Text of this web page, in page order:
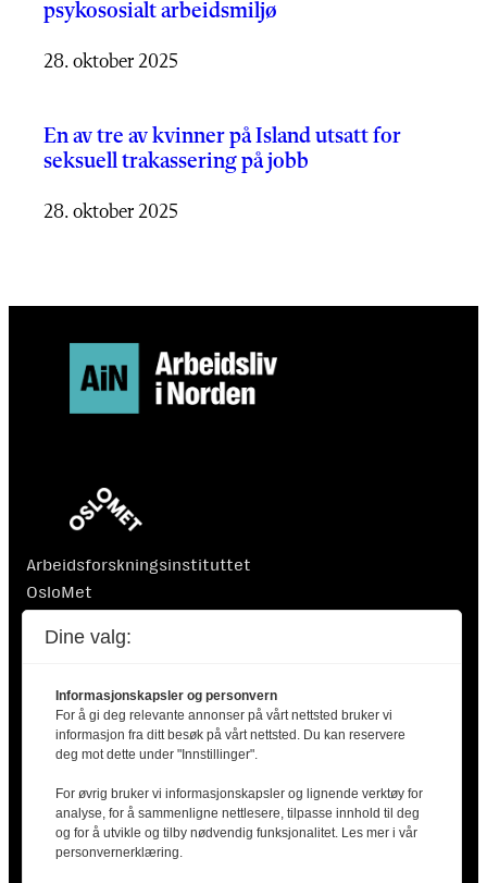
psykososialt arbeidsmiljø
28. oktober 2025
En av tre av kvinner på Island utsatt for
seksuell trakassering på jobb
28. oktober 2025
Arbeidsforskningsinstituttet
OsloMet
0130 Oslo
Finansiert av Nordisk Ministerråd. Nordisk Ministerråd
er ikke ansvarlig for innholdet i artiklene.
Dine valg:
Informasjonskapsler og personvern
For å gi deg relevante annonser på vårt nettsted bruker vi
informasjon fra ditt besøk på vårt nettsted. Du kan reservere
deg mot dette under "Innstillinger".
For øvrig bruker vi informasjonskapsler og lignende verktøy for
analyse, for å sammenligne nettlesere, tilpasse innhold til deg
og for å utvikle og tilby nødvendig funksjonalitet. Les mer i vår
personvernerklæring.